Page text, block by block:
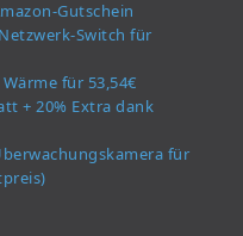
Gutschein
Switch für
für 53,54€
+ 20% Extra dank
für